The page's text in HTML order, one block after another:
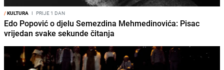
/KULTURA I PRIJE 1 DAN
Edo Popović o djelu Semezdina Mehmedinovića: Pisac
vrijedan svake sekunde čitanja